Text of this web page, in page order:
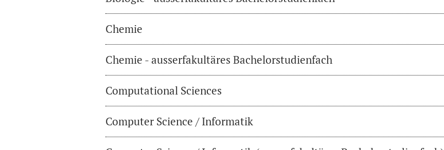
Chemie
Chemie - ausserfakultäres Bachelorstudienfach
Computational Sciences
Computer Science / Informatik